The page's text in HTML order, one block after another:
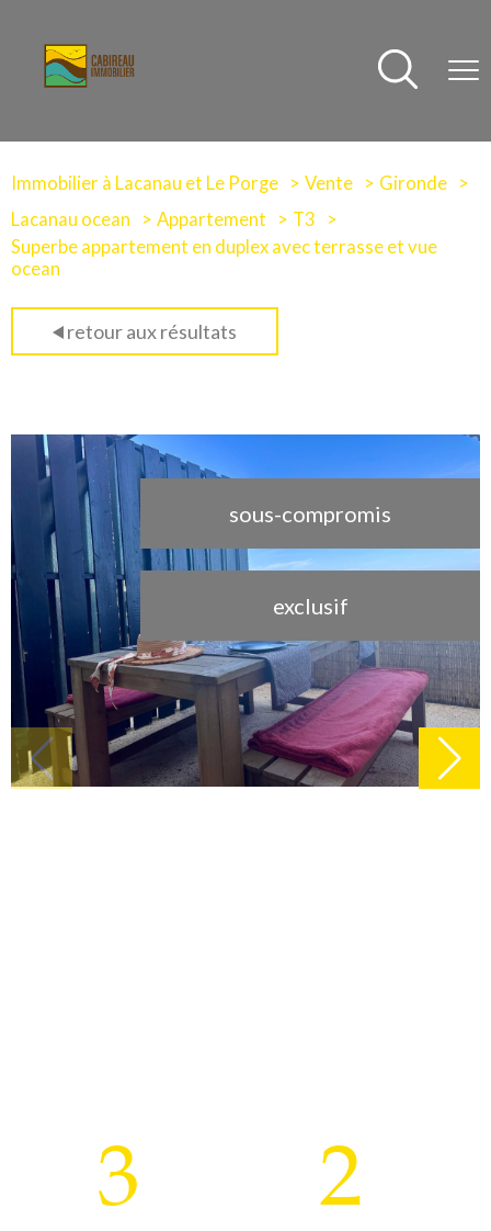
Immobilier à Lacanau et Le Porge Vente
Gironde
Lacanau ocean
Appartement
T3
Superbe appartement en duplex avec terrasse et vue
ocean
retour aux résultats
sous-compromis
exclusif
3 2